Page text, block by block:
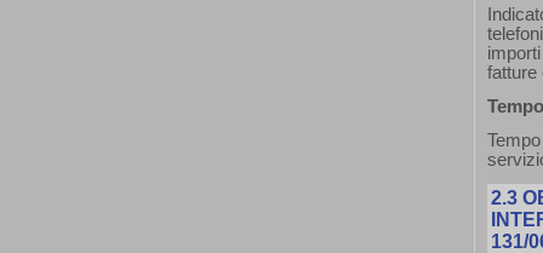
fatture
2.3
131/